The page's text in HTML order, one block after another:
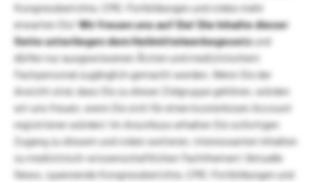
Kongressberichte, CME-Fortbildungen und vieles mehr
erwarten Sie!Wir freuen uns auf Sie!Die Inhalte dieser
Seite unterliegen dem Heilmittelwerbegesetzund
dürfen nur ausgewiesenen Ärzten und medizinischem
Fachpersonal zugänglich gemacht werden. Wenn Sie der
Ansicht sind, dass Sie zu dieser Zielgruppe gehören, würden
wir uns freuen, wenn Sie sich für einen kostenlosen Account
registrieren würden! Im Anschluss erhalten Sie sofortigen
Zugang zu diesem und vielen weiteren, interessanten Inhalten
zu medizinisch-wissenschaftlichen Fachthemen! Aktuelle
News, spannende Kongressberichte, CME-Fortbildungen und